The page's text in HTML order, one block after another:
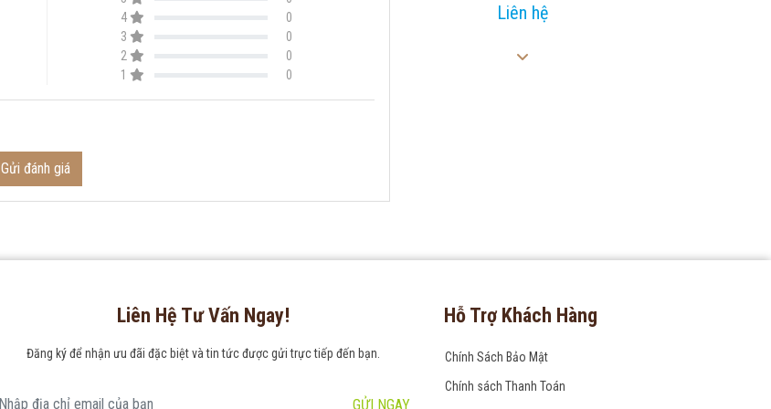
4
0
3
0
2
0
1
0
Gửi đánh giá
Liên hệ
Liên Hệ Tư Vấn Ngay!
Đăng ký để nhận ưu đãi đặc biệt và tin tức được gửi trực tiếp đến bạn.
GỬI NGAY
Hỗ Trợ Khách Hàng
Chính Sách Bảo Mật
Chính sách Thanh Toán